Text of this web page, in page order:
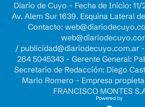
Diario de Cuyo - Fecha de Inicio:
Av. Alem Sur 1639. Esquina Lateral
Contacto:
/ publicidad@diariodecuyo.com.ar-
264 5045343 - Gerente General:
Secretario de Redacción: Diego
Mario Romero - Empresa
FRANCISCO MONTES